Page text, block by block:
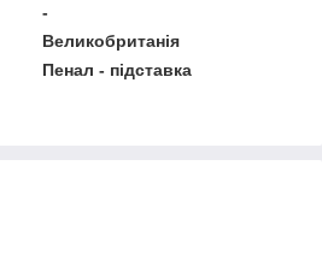
-
Великобританія
Пенал - підставка